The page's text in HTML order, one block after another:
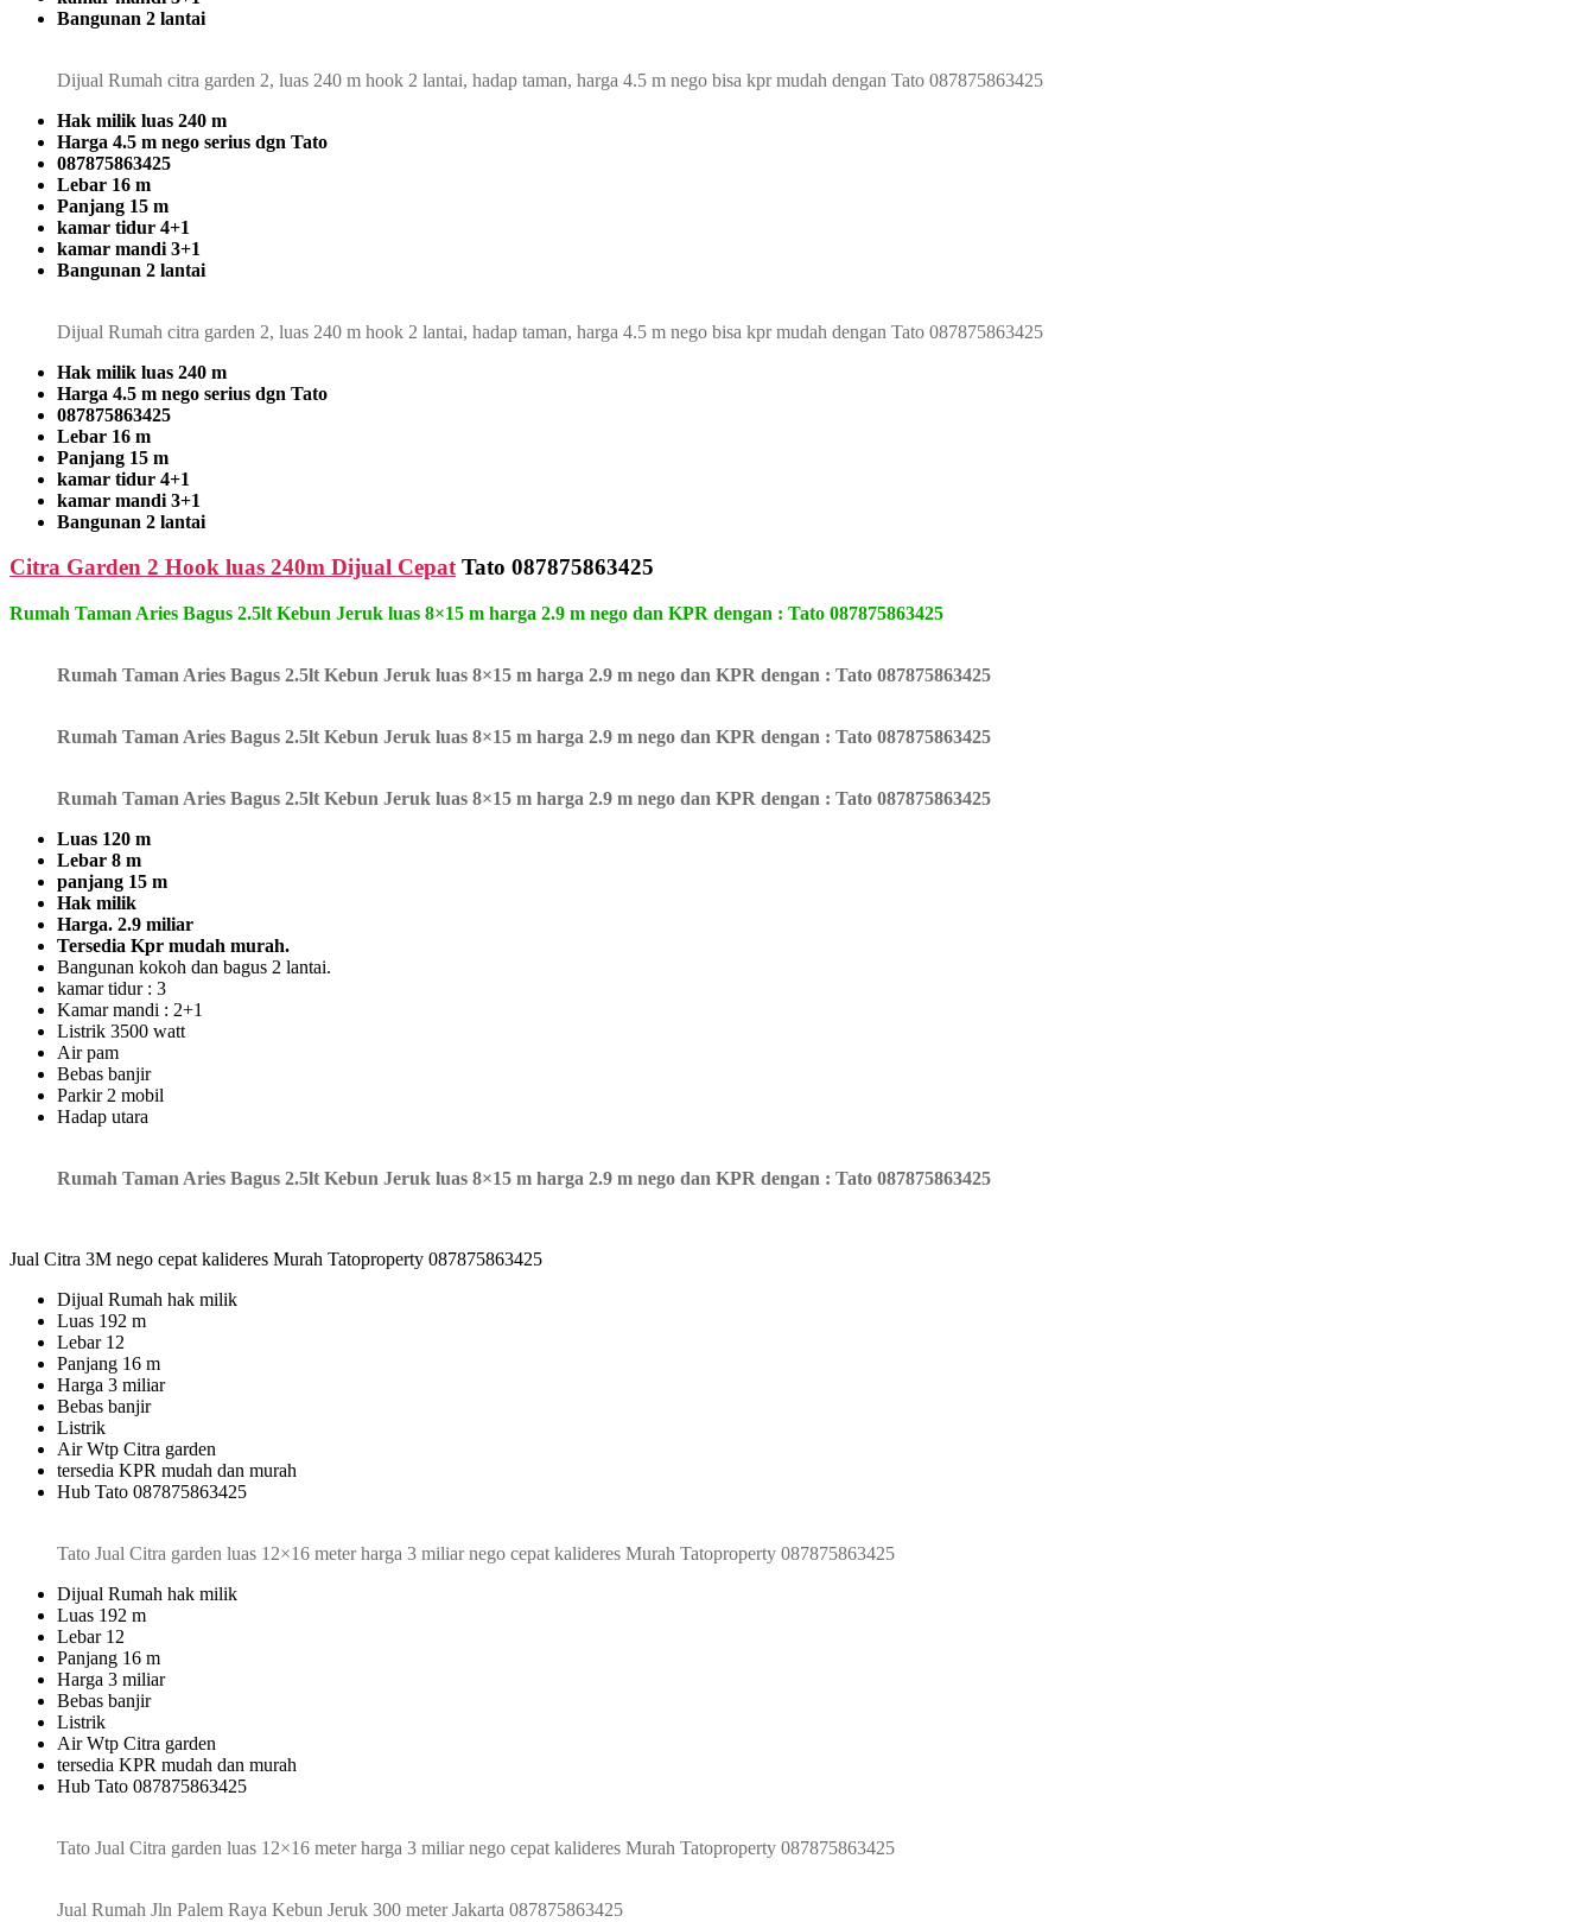
Bangunan 2 lantai
Dijual Rumah citra garden 2, luas 240 m hook 2 lantai, hadap taman, harga 4.5 m nego bisa kpr mudah dengan Tato 087875863425
Hak milik luas 240 m
Harga 4.5 m nego serius dgn Tato
087875863425
Lebar 16 m
Panjang 15 m
kamar tidur 4+1
kamar mandi 3+1
Bangunan 2 lantai
Dijual Rumah citra garden 2, luas 240 m hook 2 lantai, hadap taman, harga 4.5 m nego bisa kpr mudah dengan Tato 087875863425
Hak milik luas 240 m
Harga 4.5 m nego serius dgn Tato
087875863425
Lebar 16 m
Panjang 15 m
kamar tidur 4+1
kamar mandi 3+1
Bangunan 2 lantai
Citra Garden 2 Hook luas 240m Dijual CepatTato 087875863425
Rumah Taman Aries Bagus 2.5lt Kebun Jeruk luas 8×15 m harga 2.9 m nego dan KPR dengan : Tato 087875863425
Rumah Taman Aries Bagus 2.5lt Kebun Jeruk luas 8×15 m harga 2.9 m nego dan KPR dengan : Tato 087875863425
Rumah Taman Aries Bagus 2.5lt Kebun Jeruk luas 8×15 m harga 2.9 m nego dan KPR dengan : Tato 087875863425
Rumah Taman Aries Bagus 2.5lt Kebun Jeruk luas 8×15 m harga 2.9 m nego dan KPR dengan : Tato 087875863425
Luas 120 m
Lebar 8 m
panjang 15 m
Hak milik
Harga. 2.9 miliar
Tersedia Kpr mudah murah.
Bangunan kokoh dan bagus 2 lantai.
kamar tidur : 3
Kamar mandi : 2+1
Listrik 3500 watt
Air pam
Bebas banjir
Parkir 2 mobil
Hadap utara
Rumah Taman Aries Bagus 2.5lt Kebun Jeruk luas 8×15 m harga 2.9 m nego dan KPR dengan : Tato 087875863425
Jual Citra 3M nego cepat kalideres Murah Tatoproperty 087875863425
Dijual Rumah hak milik
Luas 192 m
Lebar 12
Panjang 16 m
Harga 3 miliar
Bebas banjir
Listrik
Air Wtp Citra garden
tersedia KPR mudah dan murah
Hub Tato 087875863425
Tato Jual Citra garden luas 12×16 meter harga 3 miliar nego cepat kalideres Murah Tatoproperty 087875863425
Dijual Rumah hak milik
Luas 192 m
Lebar 12
Panjang 16 m
Harga 3 miliar
Bebas banjir
Listrik
Air Wtp Citra garden
tersedia KPR mudah dan murah
Hub Tato 087875863425
Tato Jual Citra garden luas 12×16 meter harga 3 miliar nego cepat kalideres Murah Tatoproperty 087875863425
Jual Rumah Jln Palem Raya Kebun Jeruk 300 meter Jakarta 087875863425